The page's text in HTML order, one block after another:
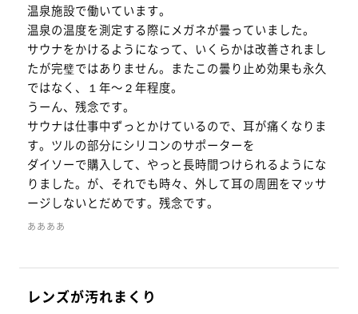
温泉施設で働いています。
温泉の温度を測定する際にメガネが曇っていました。
サウナをかけるようになって、いくらかは改善されまし
たが完璧ではありません。またこの曇り止め効果も永久
ではなく、１年〜２年程度。
うーん、残念です。
サウナは仕事中ずっとかけているので、耳が痛くなりま
す。ツルの部分にシリコンのサポーターを
ダイソーで購入して、やっと長時間つけられるようにな
りました。が、それでも時々、外して耳の周囲をマッサ
ージしないとだめです。残念です。
ああああ
レンズが汚れまくり